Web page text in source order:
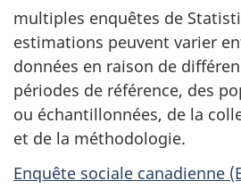
multiples enquêtes de
estimations peuvent varier
données en raison de
périodes de référence, des
ou échantillonnées, de la
et de la méthodologie.
Enquête sociale canadienne